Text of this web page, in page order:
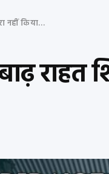
राहुल गांधी ने असम में बाढ़ राहत शिविर का दौरा नहीं किया; PTI, ANI और अन्य की झूठी रिपोर्ट्स
राहत